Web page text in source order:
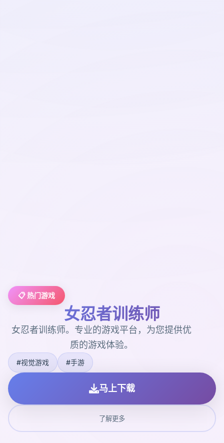
📋 热门游戏
女忍者训练师
女忍者训练师。专业的游戏平台，为您提供优
质的游戏体验。
#视觉游戏 #手游
马上下载
了解更多